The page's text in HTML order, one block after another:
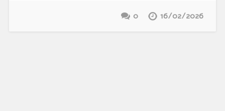
16/02/2026
0